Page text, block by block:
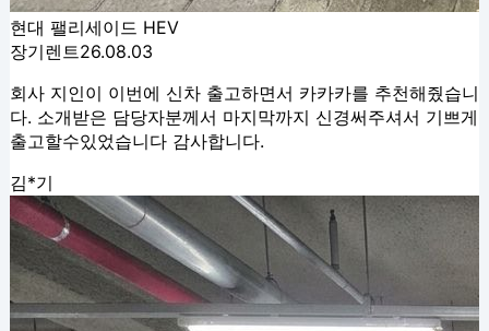
현대 팰리세이드 HEV
장기렌트26.08.03
회사 지인이 이번에 신차 출고하면서 카카카를 추천해줬습니
다. 소개받은 담당자분께서 마지막까지 신경써주셔서 기쁘게
출고할수있었습니다 감사합니다.
김*기